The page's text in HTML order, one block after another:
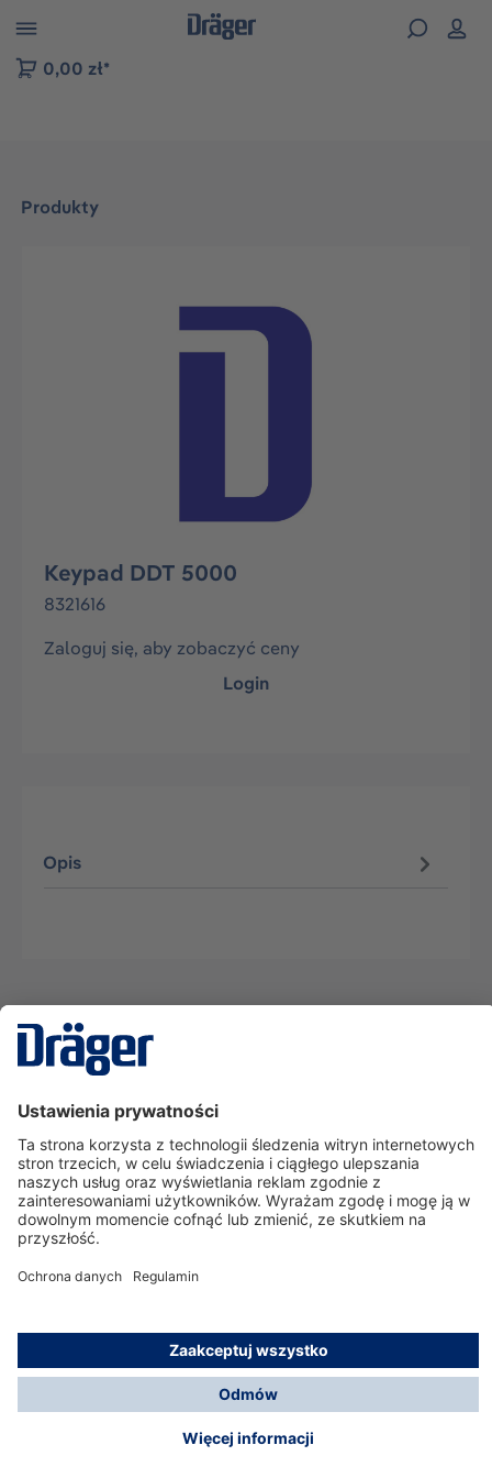
do nawigacji na platformie B2B
0,00 zł*
Produkty
Pomiń galerię zdjęć
Keypad DDT 5000
8321616
Zaloguj się, aby zobaczyć ceny
Login
Opis
Serwisowa linia hotline
O nas
Korzystanie ze sklepu
© Dräger Polska Sp. z o.o., 2025
*Wszystkie ceny bez VAT, na warunkach opisanych w